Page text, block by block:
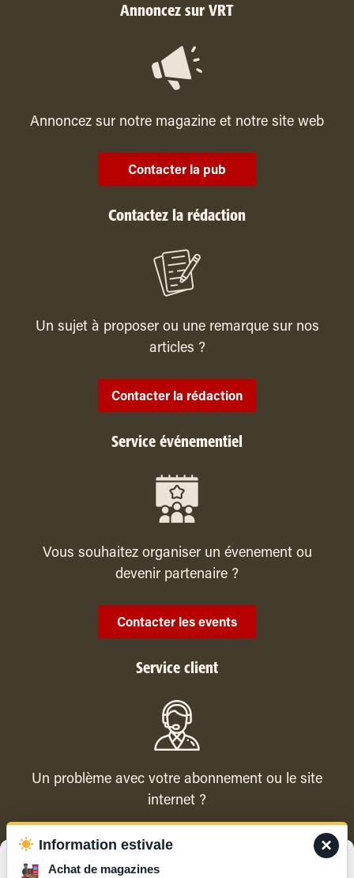
Annoncez sur VRT
Annoncez sur notre magazine et notre site web
Contacter la pub
Contactez la rédaction
Un sujet à proposer ou une remarque sur nos
articles ?
Contacter la rédaction
Service événementiel
Vous souhaitez organiser un évenement ou
devenir partenaire ?
Contacter les events
Service client
Un problème avec votre abonnement ou le site
internet ?
Contacter le service client ×
Information estivale
Achat de magazines